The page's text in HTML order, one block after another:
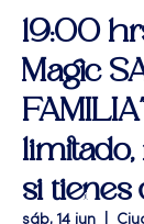
19:00
Magic
si tienes
sáb, 14 jun